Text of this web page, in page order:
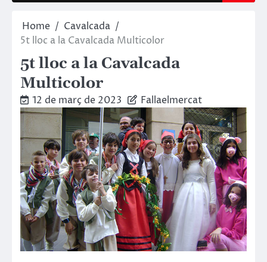
Home
Cavalcada
5t lloc a la Cavalcada Multicolor
5t lloc a la Cavalcada
Multicolor
12 de març de 2023 Fallaelmercat